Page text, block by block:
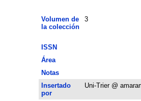
Volumen de
la colección
3
ISSN
Área
Notas
Insertado
por
Uni-Trier @